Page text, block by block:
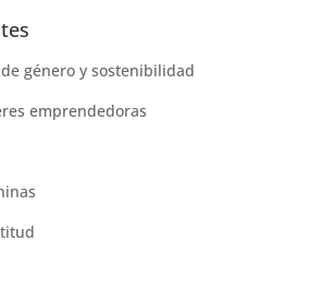
género y sostenibilidad
emprendedoras